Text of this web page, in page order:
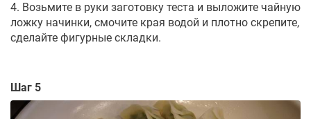
4. Возьмите в руки заготовку теста и выложите чайную
ложку начинки, смочите края водой и плотно скрепите,
сделайте фигурные складки.
Шаг 5